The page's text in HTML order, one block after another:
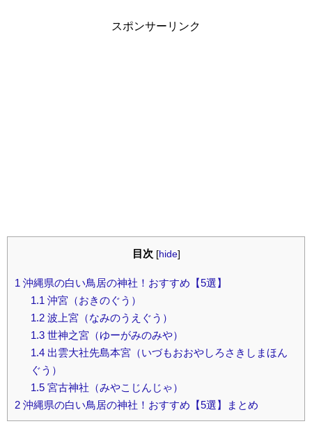
スポンサーリンク
目次 [hide]
1 沖縄県の白い鳥居の神社！おすすめ【5選】
1.1 沖宮（おきのぐう）
1.2波上宮（なみのうえぐう）
1.3世神之宮（ゆーがみのみや）
1.4出雲大社先島本宮（いづもおおやしろさきしまほん
ぐう）
1.5宮古神社（みやこじんじゃ）
2 沖縄県の白い鳥居の神社！おすすめ【5選】まとめ